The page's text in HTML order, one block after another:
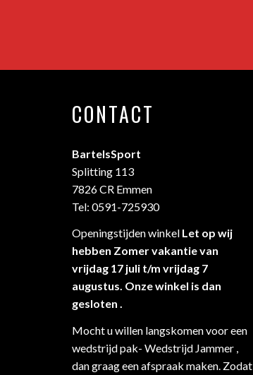
CONTACT
BartelsSport
Splitting 113
7826 CR Emmen
Tel: 0591-725930
Openingstijden winkel Let op wij
hebben Zomer vakantie van
vrijdag 17 juli t/m vrijdag 7
augustus. Onze winkel is dan
gesloten .
Mocht u willen langskomen voor een
wedstrijd pak- Wedstrijd Jammer ,
dan graag een afspraak maken. Zodat